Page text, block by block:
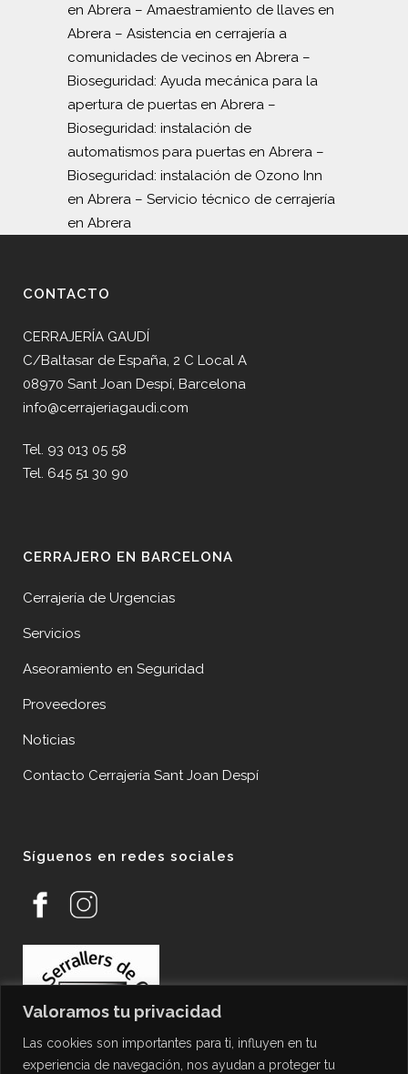
Valoramos tu privacidad
Las cookies son importantes para ti, influyen en tu
experiencia de navegación, nos ayudan a proteger tu
en Abrera – Amaestramiento de llaves en
Abrera – Asistencia en cerrajería a
comunidades de vecinos en Abrera –
Bioseguridad: Ayuda mecánica para la
apertura de puertas en Abrera –
Bioseguridad: instalación de
automatismos para puertas en Abrera –
Bioseguridad: instalación de Ozono Inn
en Abrera – Servicio técnico de cerrajería
en Abrera
CONTACTO
CERRAJERÍA GAUDÍ
C/Baltasar de España, 2 C Local A
08970 Sant Joan Despí, Barcelona
info@cerrajeriagaudi.com
Tel. 93 013 05 58
Tel. 645 51 30 90
CERRAJERO EN BARCELONA
Cerrajería de Urgencias
Servicios
Aseoramiento en Seguridad
Proveedores
Noticias
Contacto Cerrajería Sant Joan Despí
Síguenos en redes sociales